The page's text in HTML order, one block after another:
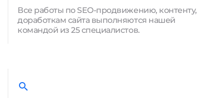
Все работы по SEO-продвижению, контенту,
доработкам сайта выполняются нашей
командой из 25 специалистов.